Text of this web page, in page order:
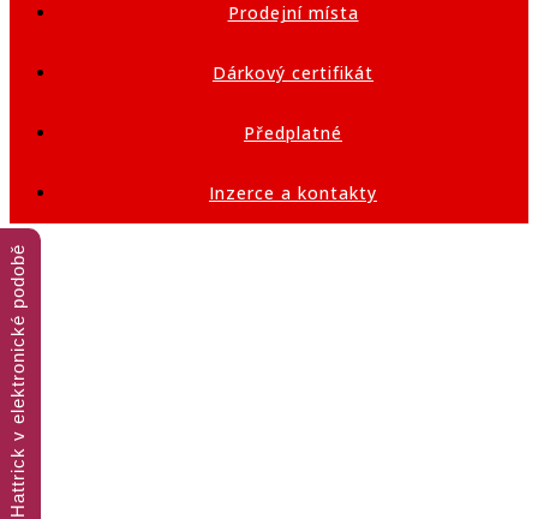
Prodejní místa
Dárkový certifikát
Předplatné
Inzerce a kontakty
Hattrick v elektronické podobě